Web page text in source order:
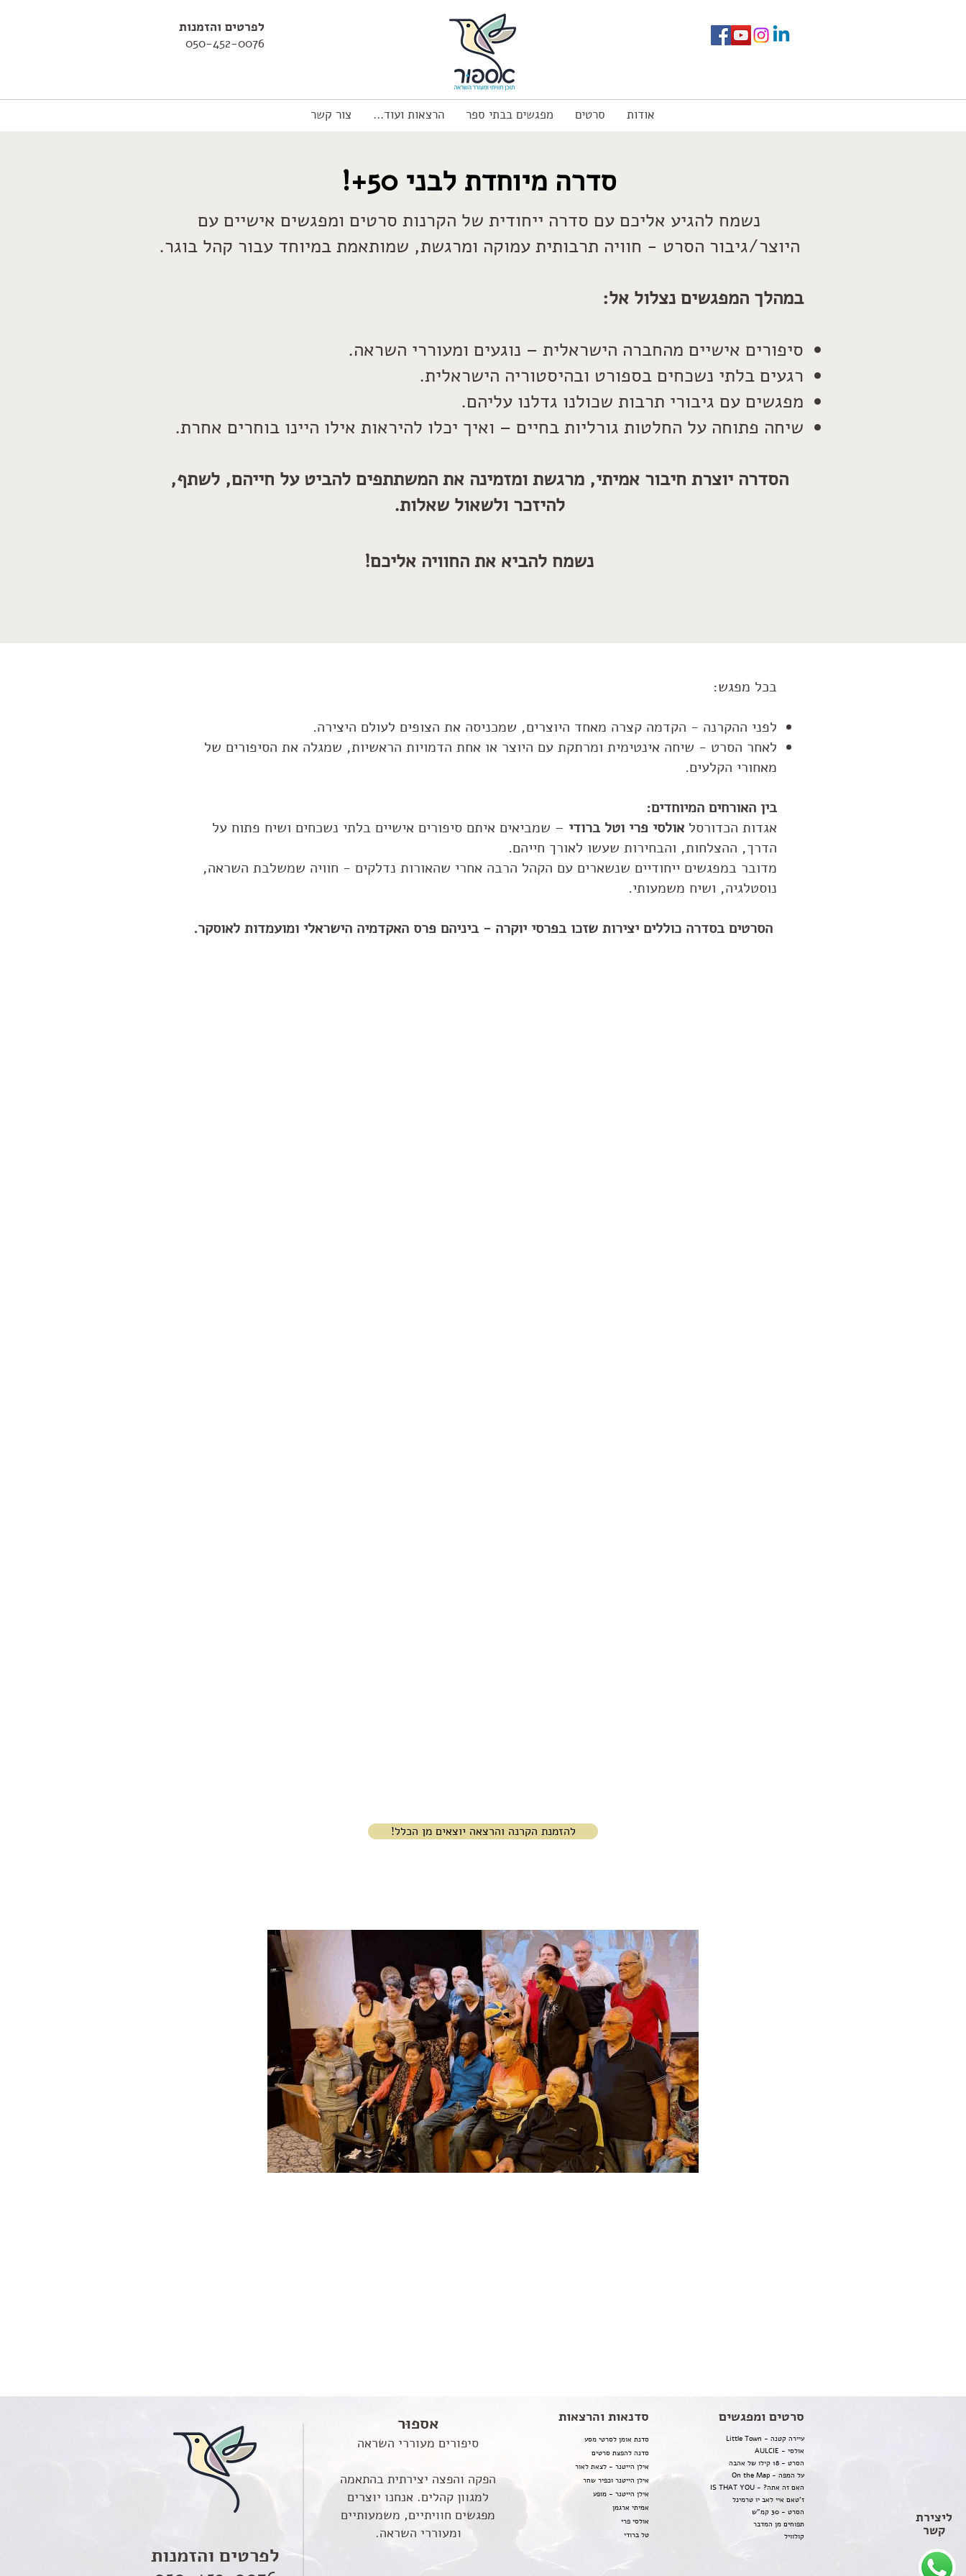
לפרטים והזמנות
050-452-0076
אודות סרטים מפגשים בבתי ספר הרצאות ועוד... צור קשר
סדרה מיוחדת לבני 50+!
נשמח להגיע אליכם עם סדרה ייחודית של הקרנות סרטים ומפגשים אישיים עם
היוצר/גיבור הסרט - חוויה תרבותית עמוקה ומרגשת, שמותאמת במיוחד עבור קהל בוגר.
במהלך המפגשים נצלול אל:
סיפורים אישיים מהחברה הישראלית – נוגעים ומעוררי השראה.
רגעים בלתי נשכחים בספורט ובהיסטוריה הישראלית.
מפגשים עם גיבורי תרבות שכולנו גדלנו עליהם.
שיחה פתוחה על החלטות גורליות בחיים – ואיך יכלו להיראות אילו היינו בוחרים אחרת.
הסדרה יוצרת חיבור אמיתי, מרגשת ומזמינה את המשתתפים להביט על חייהם, לשתף,
להיזכר ולשאול שאלות.
נשמח להביא את החוויה אליכם!
בכל מפגש:
לפני ההקרנה - הקדמה קצרה מאחד היוצרים, שמכניסה את הצופים לעולם היצירה.
לאחר הסרט - שיחה אינטימית ומרתקת עם היוצר או אחת הדמויות הראשיות, שמגלה את הסיפורים של
מאחורי הקלעים.
בין האורחים המיוחדים:
אגדות הכדורסל אולסי פרי וטל ברודי – שמביאים איתם סיפורים אישיים בלתי נשכחים ושיח פתוח על
הדרך, ההצלחות, והבחירות שעשו לאורך חייהם.
מדובר במפגשים ייחודיים שנשארים עם הקהל הרבה אחרי שהאורות נדלקים - חוויה שמשלבת השראה,
נוסטלגיה, ושיח משמעותי.
הסרטים בסדרה כוללים יצירות שזכו בפרסי יוקרה - ביניהם פרס האקדמיה הישראלי ומועמדות לאוסקר.
!להזמנת הקרנה והרצאה יוצאים מן הכלל
ליצירת
קשר
סדנאות והרצאות
סדנת אומן לסרטי מסע
סדנה להפצת סרטים
אילן הייטנר - לצאת לאור
אילן הייטנר וכפיר שחר
אילן הייטנר - מופע
אמיתי ארגמן
אולסי פרי
טל ברודי
אספוּר
סיפורים מעוררי השראה
הפקה והפצה יצירתית בהתאמה
למגוון קהלים. אנחנו יוצרים
מפגשים חוויתיים, משמעותיים
ומעוררי השראה.
סרטים ומפגשים
עיירה קטנה - Little Town
אולסי - AULCIE
הסרט - 18 קילו של אהבה
על המפה - On the Map
האם זה אתה? - IS THAT YOU
ז'טאם איי לאב יו טרמינל
הסרט - 30 קמ"ש
תפוחים מן המדבר
קולוויל
לפרטים והזמנות